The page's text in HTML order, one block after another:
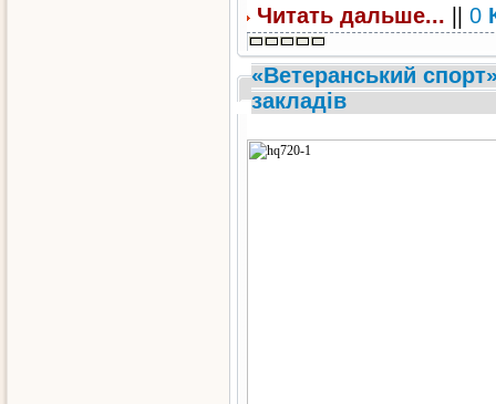
Читать дальше... || 0
«Ветеранський
закладів